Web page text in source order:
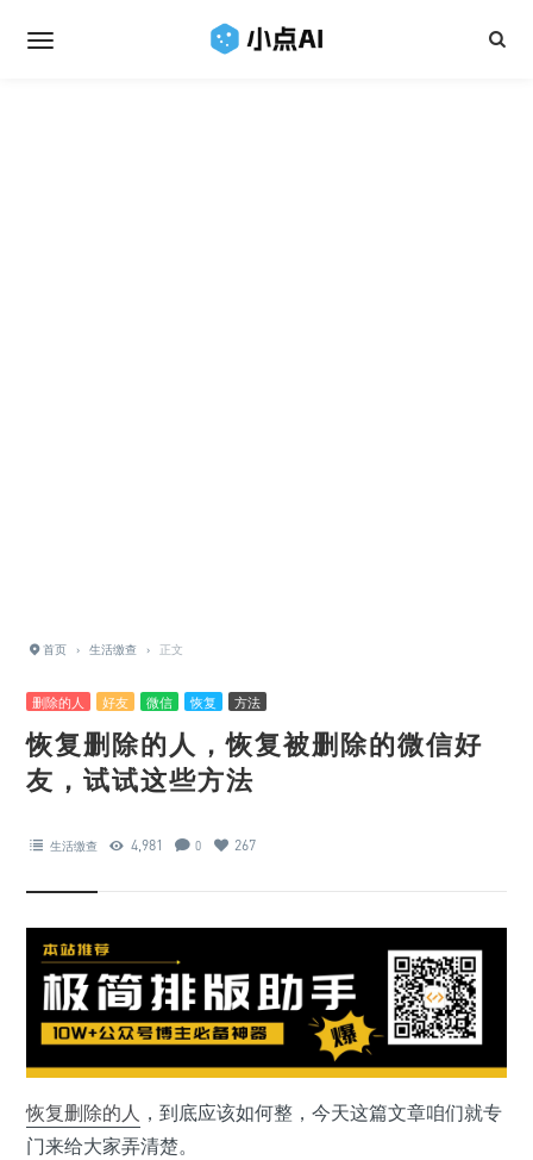
首页 › 生活缴查 › 正文
删除的人 好友 微信 恢复 方法
恢复删除的人，恢复被删除的微信好
友，试试这些方法
生活缴查 4,981 0 267
恢复删除的人 ，到底应该如何整，今天这篇文章咱们就专
门来给大家弄清楚。